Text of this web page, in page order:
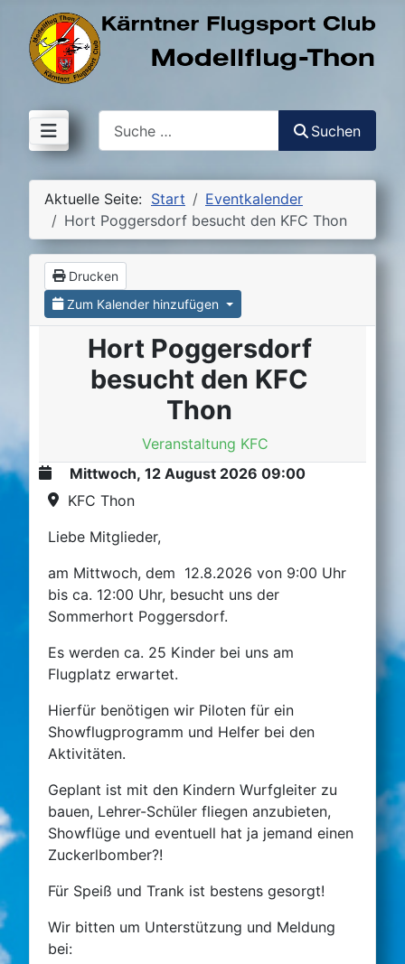
Suchen
Aktuelle Seite: Start
Eventkalender
Hort Poggersdorf besucht den KFC Thon
Drucken
Zum Kalender hinzufügen
Hort Poggersdorf
besucht den KFC
Thon
Veranstaltung KFC
Mittwoch, 12 August 2026 09:00
KFC Thon
Liebe Mitglieder,
am Mittwoch, dem 12.8.2026 von 9:00 Uhr
bis ca. 12:00 Uhr, besucht uns der
Sommerhort Poggersdorf.
Es werden ca. 25 Kinder bei uns am
Flugplatz erwartet.
Hierfür benötigen wir Piloten für ein
Showflugprogramm und Helfer bei den
Aktivitäten.
Geplant ist mit den Kindern Wurfgleiter zu
bauen, Lehrer-Schüler fliegen anzubieten,
Showflüge und eventuell hat ja jemand einen
Zuckerlbomber?!
Für Speiß und Trank ist bestens gesorgt!
Wir bitten um Unterstützung und Meldung
bei: